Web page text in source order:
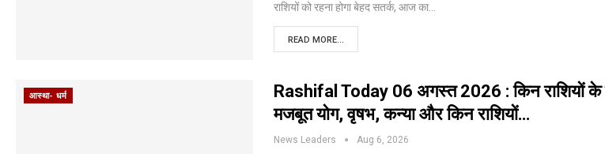
राशियों को रहना होगा बेहद सतर्क, आज का…
READ MORE...
आस्था- धर्म
Rashifal Today 06 अगस्त 2026 : किन राशियों
मजबूत योग, वृषभ, कन्या और किन राशियों…
News Leaders Aug 6, 2026